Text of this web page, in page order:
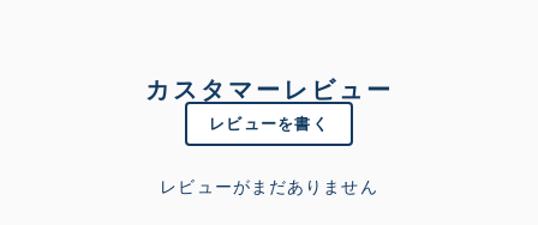
カスタマーレビュー
レビューを書く
レビューがまだありません